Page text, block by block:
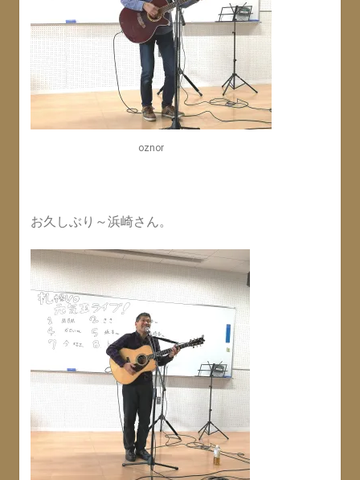
oznor
お久しぶり～浜崎さん。